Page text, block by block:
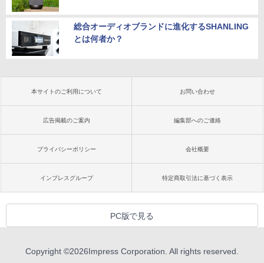
総合オーディオブランドに進化するSHANLING
とは何者か？
本サイトのご利用について お問い合わせ
広告掲載のご案内 編集部へのご連絡
プライバシーポリシー 会社概要
インプレスグループ 特定商取引法に基づく表示
PC版で見る
Copyright ©2026Impress Corporation. All rights reserved.